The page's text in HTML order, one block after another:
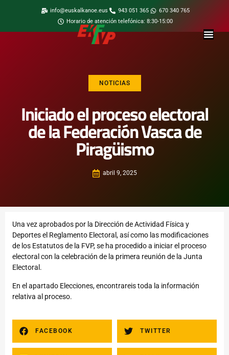
info@euskalkanoe.eus 943 051 365
670 340 765
Horario de atención telefónica: 8:30-15:00
NOTICIAS
Iniciado el proceso electoral
de la Federación Vasca de
Piragüismo
abril 9, 2025
Una vez aprobados por la Dirección de Actividad Física y
Deportes el Reglamento Electoral, así como las modificaciones
de los Estatutos de la FVP, se ha procedido a iniciar el proceso
electoral con la celebración de la primera reunión de la Junta
Electoral.
En el apartado Elecciones, encontrareis toda la información
relativa al proceso.
FACEBOOK TWITTER